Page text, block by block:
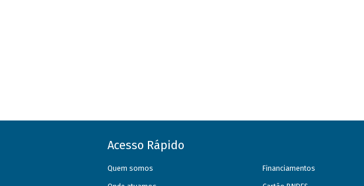
Acesso Rápido
Quem somos Financiamentos